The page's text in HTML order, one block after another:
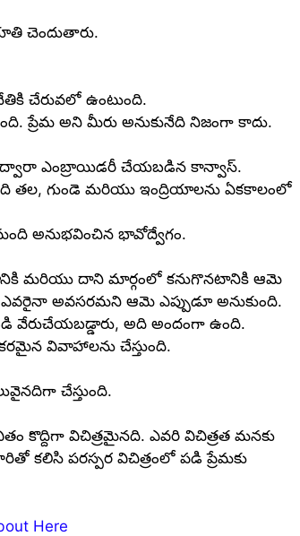
చెందుతారు.
చేరువలో ఉంటుంది.
ప్రేమ అని మీరు అనుకునేది నిజంగా కాదు.
ద్వారా ఎంబ్రాయిడరీ చేయబడిన కాన్వాస్.
తల, గుండె మరియు ఇంద్రియాలను ఏకకాలంలో
అనుభవించిన భావోద్వేగం.
మరియు దాని మార్గంలో కనుగొనటానికి ఆమె
అవసరమని ఆమె ఎప్పుడూ అనుకుంది.
వేరుచేయబడ్డారు, అది అందంగా ఉంది.
వివాహాలను చేస్తుంది.
చేస్తుంది.
కొద్దిగా విచిత్రమైనది. ఎవరి విచిత్రత మనకు
కలిసి పరస్పర విచిత్రంలో పడి ప్రేమకు
Here